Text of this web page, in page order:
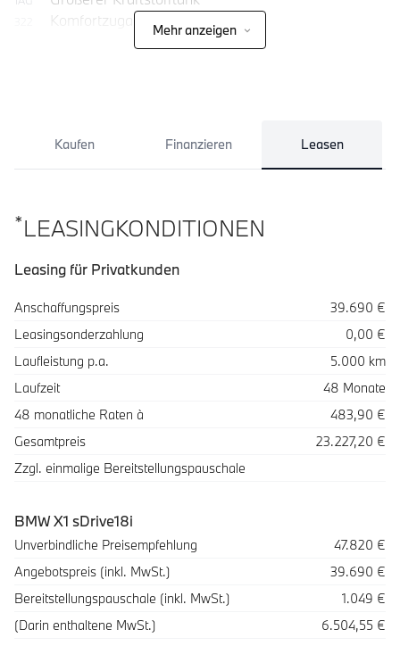
Komfortzugang
Mehr anzeigen
Kaufen Finanzieren Leasen
*LEASINGKONDITIONEN
Leasing für Privatkunden
SpezifikationWert
Anschaffungspreis
39.690 €
Leasingsonderzahlung
0,00 €
Laufleistung p.a.
5.000 km
Laufzeit
48 Monate
48 monatliche Raten à
483,90 €
Gesamtpreis
23.227,20 €
Zzgl. einmalige Bereitstellungspauschale
BMW X1 sDrive18i
Beschreibung Betrag
Unverbindliche Preisempfehlung
47.820 €
Angebotspreis (inkl. MwSt.)
39.690 €
Bereitstellungspauschale (inkl. MwSt.)
1.049 €
(Darin enthaltene MwSt.)
6.504,55 €